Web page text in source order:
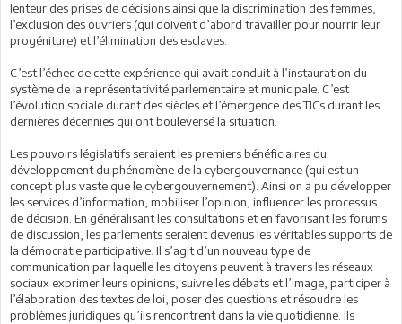
lenteur des prises de décisions ainsi que la discrimination des femmes,
l’exclusion des ouvriers (qui doivent d’abord travailler pour nourrir leur
progéniture) et l’élimination des esclaves.
C’est l’échec de cette expérience qui avait conduit à l’instauration du
système de la représentativité parlementaire et municipale. C’est
l’évolution sociale durant des siècles et l’émergence des TICs durant les
dernières décennies qui ont bouleversé la situation.
Les pouvoirs législatifs seraient les premiers bénéficiaires du
développement du phénomène de la cybergouvernance (qui est un
concept plus vaste que le cybergouvernement). Ainsi on a pu développer
les services d’information, mobiliser l’opinion, influencer les processus
de décision. En généralisant les consultations et en favorisant les forums
de discussion, les parlements seraient devenus les véritables supports de
la démocratie participative. Il s’agit d’un nouveau type de
communication par laquelle les citoyens peuvent à travers les réseaux
sociaux exprimer leurs opinions, suivre les débats et l’image, participer à
l’élaboration des textes de loi, poser des questions et résoudre les
problèmes juridiques qu’ils rencontrent dans la vie quotidienne. Ils